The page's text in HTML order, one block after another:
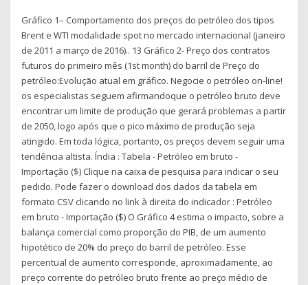
Gráfico 1– Comportamento dos preços do petróleo dos tipos
Brent e WTI modalidade spot no mercado internacional (janeiro
de 2011 a março de 2016).. 13 Gráfico 2- Preço dos contratos
futuros do primeiro mês (1st month) do barril de Preço do
petróleo:Evolução atual em gráfico. Negocie o petróleo on-line!
os especialistas seguem afirmandoque o petróleo bruto deve
encontrar um limite de produção que gerará problemas a partir
de 2050, logo após que o pico máximo de produção seja
atingido. Em toda lógica, portanto, os preços devem seguir uma
tendência altista. Índia : Tabela - Petróleo em bruto -
Importação ($) Clique na caixa de pesquisa para indicar o seu
pedido. Pode fazer o download dos dados da tabela em
formato CSV clicando no link à direita do indicador : Petróleo
em bruto - Importação ($) O Gráfico 4 estima o impacto, sobre a
balança comercial como proporção do PIB, de um aumento
hipotético de 20% do preço do barril de petróleo. Esse
percentual de aumento corresponde, aproximadamente, ao
preço corrente do petróleo bruto frente ao preço médio de